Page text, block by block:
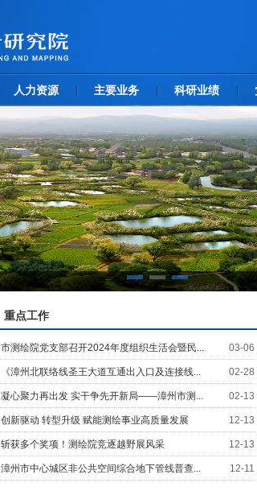
人力资源 主要业务 科研业绩
重点工作
市测绘院党支部召开2024年度组织生活会暨民... 03-06
《漳州北联络线圣王大道互通出入口及连接线... 02-28
凝心聚力再出发 实干争先开新局——漳州市测... 02-13
创新驱动 转型升级 赋能测绘事业高质量发展 12-13
斩获多个奖项！测绘院竞逐越野展风采 12-13
漳州市中心城区非公共空间综合地下管线普查... 12-11